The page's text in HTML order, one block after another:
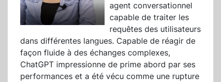
agent conversationnel
capable de traiter les
requêtes des utilisateurs
dans différentes langues. Capable de réagir de
façon fluide à des échanges complexes,
ChatGPT impressionne de prime abord par ses
performances et a été vécu comme une rupture